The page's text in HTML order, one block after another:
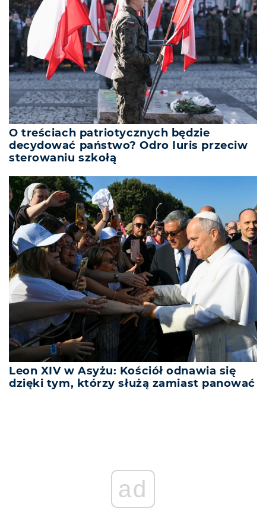
O treściach patriotycznych będzie
decydować państwo? Odro Iuris przeciw
sterowaniu szkołą
Leon XIV w Asyżu: Kościół odnawia się
dzięki tym, którzy służą zamiast panować
ad